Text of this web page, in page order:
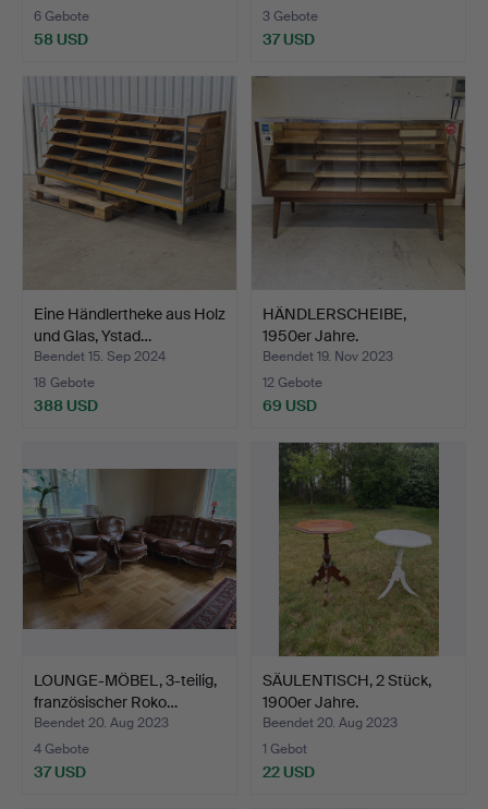
6 Gebote
58 USD
3 Gebote
37 USD
Eine Händlertheke aus Holz
und Glas, Ystad…
Beendet 15. Sep 2024
18 Gebote
388 USD
HÄNDLERSCHEIBE,
1950er Jahre.
Beendet 19. Nov 2023
12 Gebote
69 USD
LOUNGE-MÖBEL, 3-teilig,
französischer Roko…
Beendet 20. Aug 2023
4 Gebote
37 USD
SÄULENTISCH, 2 Stück,
1900er Jahre.
Beendet 20. Aug 2023
1 Gebot
22 USD